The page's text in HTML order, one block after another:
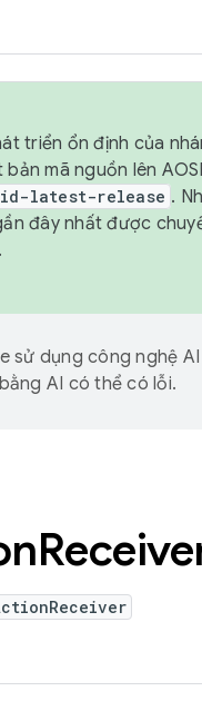
triển ổn định của
mã nguồn lên
latest-release .
đây nhất được
sử dụng công nghệ
AI có thể có lỗi.